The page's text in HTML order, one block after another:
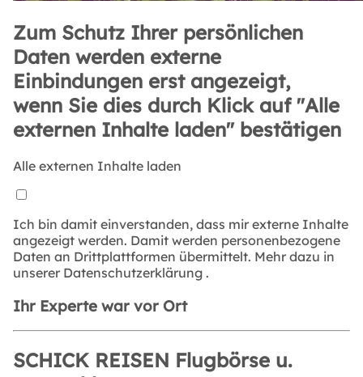
Zum Schutz Ihrer persönlichen
Daten werden externe
Einbindungen erst angezeigt,
wenn Sie dies durch Klick auf "Alle
externen Inhalte laden" bestätigen
Alle externen Inhalte laden
Ich bin damit einverstanden, dass mir externe Inhalte
angezeigt werden. Damit werden personenbezogene
Daten an Drittplattformen übermittelt. Mehr dazu in
unserer Datenschutzerklärung .
Ihr Experte war vor Ort
SCHICK REISEN Flugbörse u.